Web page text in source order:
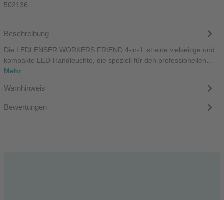
502136
Beschreibung
Die LEDLENSER WORKERS FRIEND 4-in-1 ist eine vielseitige und
kompakte LED-Handleuchte, die speziell für den professionellen…
Mehr
Warnhinweis
Bewertungen